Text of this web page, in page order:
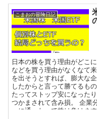
は買付手数料があるので、
で一気に買う予定です。 何
iDeco eMAXIS SLIM 全
7.9% つみたてNISA 33,333
20.7% ...
こまおの冒険日記
日本の株を買う理由がどこ
などを買う理由がなくなて
を出そうとすれば、膨大な
したからと言って勝てるも
たってストップ安になった
つかまされて含み損。 企業
ーに通ったって株は負けま